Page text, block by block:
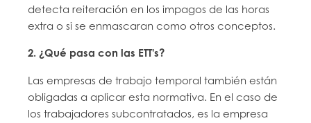
detecta reiteración en los impagos de las horas
extra o si se enmascaran como otros conceptos.
2. ¿Qué pasa con las ETT's?
Las empresas de trabajo temporal también están
obligadas a aplicar esta normativa. En el caso de
los trabajadores subcontratados, es la empresa